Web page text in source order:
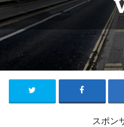
スポン